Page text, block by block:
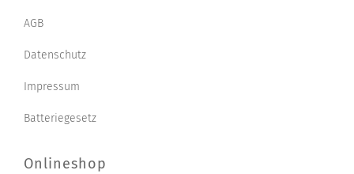
AGB
Datenschutz
Impressum
Batteriegesetz
Onlineshop